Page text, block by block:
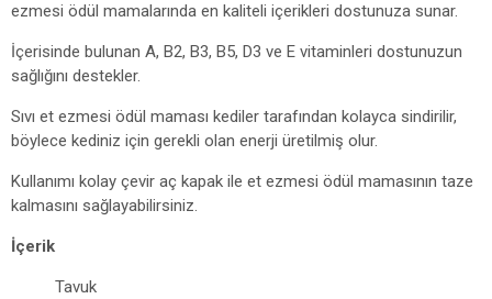
ezmesi ödül mamalarında en kaliteli içerikleri dostunuza sunar.
İçerisinde bulunan A, B2, B3, B5, D3 ve E vitaminleri dostunuzun
sağlığını destekler.
Sıvı et ezmesi ödül maması kediler tarafından kolayca sindirilir,
böylece kediniz için gerekli olan enerji üretilmiş olur.
Kullanımı kolay çevir aç kapak ile et ezmesi ödül mamasının taze
kalmasını sağlayabilirsiniz.
İçerik
Tavuk